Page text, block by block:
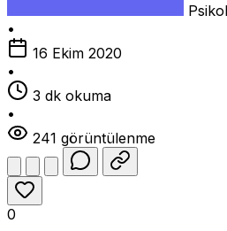
•
16 Ekim 2020
•
3 dk okuma
•
241 görüntülenme
0